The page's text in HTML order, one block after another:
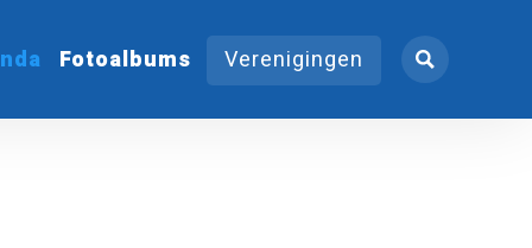
Fotoalbums Verenigingen